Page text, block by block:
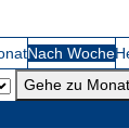
Nach Woche
Gehe zu Monat